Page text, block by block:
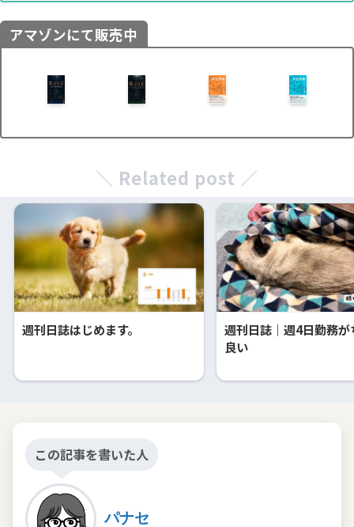
アマゾンにて販売中
＼ Related post ／
週刊日誌はじめます。
週刊日誌｜週4日勤務が
良い
この記事を書いた人
パナセ